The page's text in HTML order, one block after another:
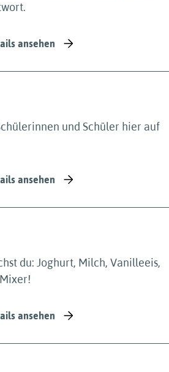
ansehen
und Schüler hier auf
ansehen
du: Joghurt, Milch, Vanilleeis,
ansehen